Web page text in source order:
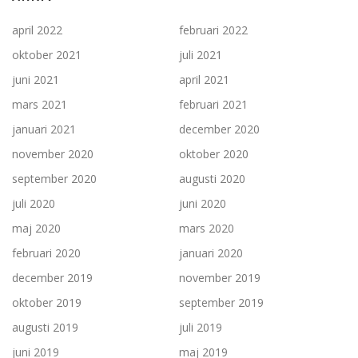
april 2022
februari 2022
oktober 2021
juli 2021
juni 2021
april 2021
mars 2021
februari 2021
januari 2021
december 2020
november 2020
oktober 2020
september 2020
augusti 2020
juli 2020
juni 2020
maj 2020
mars 2020
februari 2020
januari 2020
december 2019
november 2019
oktober 2019
september 2019
augusti 2019
juli 2019
juni 2019
maj 2019